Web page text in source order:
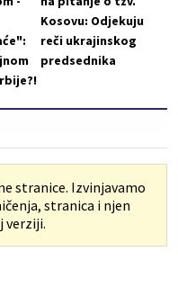
Kosovu: Odjekuju
reči ukrajinskog
predsednika
stranice. Izvinjavamo
stranica i njen
verziji.